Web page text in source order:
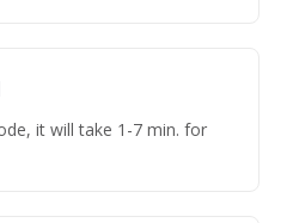
it will take 1-7 min. for